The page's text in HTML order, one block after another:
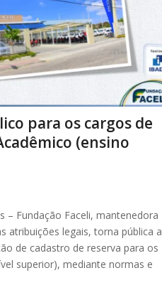
para os cargos de
(ensino
– Fundação Faceli, mantenedora
atribuições legais, torna pública a
de cadastro de reserva para os
superior), mediante normas e